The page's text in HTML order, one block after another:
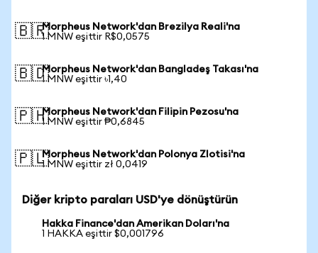
🇧🇷Morpheus Network'dan Brezilya Reali'na
1 MNW eşittir R$0,0575
🇧🇩Morpheus Network'dan Bangladeş Takası'na
1 MNW eşittir ৳1,40
🇵🇭Morpheus Network'dan Filipin Pezosu'na
1 MNW eşittir ₱0,6845
🇵🇱Morpheus Network'dan Polonya Zlotisi'na
1 MNW eşittir zł 0,0419
Diğer kripto paraları USD'ye dönüştürün
Hakka Finance'dan Amerikan Doları'na
1 HAKKA eşittir $0,001796